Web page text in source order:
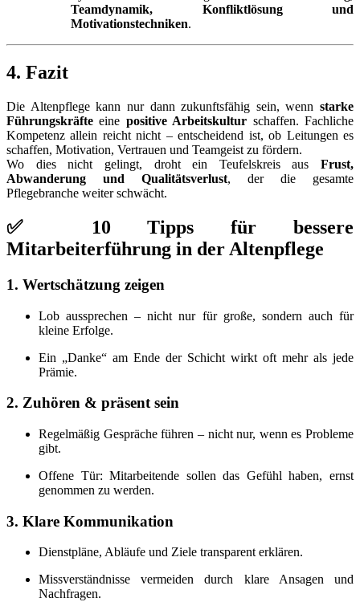
Teamdynamik, Konfliktlösung und
Motivationstechniken.
4. Fazit
Die Altenpflege kann nur dann zukunftsfähig sein, wenn starke
Führungskräfte eine positive Arbeitskultur schaffen. Fachliche
Kompetenz allein reicht nicht – entscheidend ist, ob Leitungen es
schaffen, Motivation, Vertrauen und Teamgeist zu fördern.
Wo dies nicht gelingt, droht ein Teufelskreis aus Frust,
Abwanderung und Qualitätsverlust, der die gesamte
Pflegebranche weiter schwächt.
✅ 10 Tipps für bessere
Mitarbeiterführung in der Altenpflege
1. Wertschätzung zeigen
Lob aussprechen – nicht nur für große, sondern auch für
kleine Erfolge.
Ein „Danke“ am Ende der Schicht wirkt oft mehr als jede
Prämie.
2. Zuhören & präsent sein
Regelmäßig Gespräche führen – nicht nur, wenn es Probleme
gibt.
Offene Tür: Mitarbeitende sollen das Gefühl haben, ernst
genommen zu werden.
3. Klare Kommunikation
Dienstpläne, Abläufe und Ziele transparent erklären.
Missverständnisse vermeiden durch klare Ansagen und
Nachfragen.